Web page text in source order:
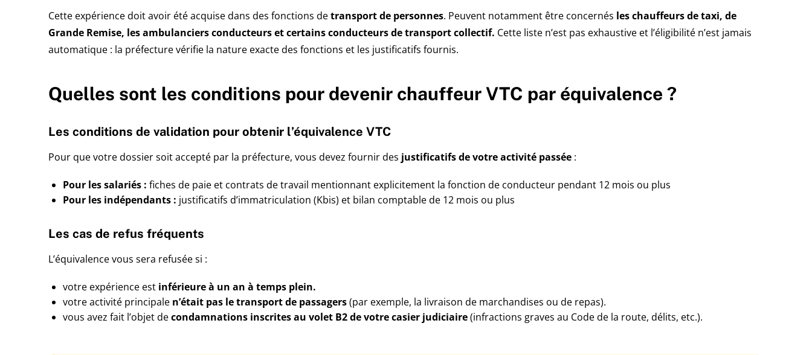
Cette expérience doit avoir été acquise dans des fonctions detransport de personnes. Peuvent notamment être concernés les chauffeurs de taxi, de
Grande Remise, les ambulanciers conducteurs et certains conducteurs de transport collectif. Cette liste n’est pas exhaustive et l’éligibilité n’est jamais
automatique : la préfecture vérifie la nature exacte des fonctions et les justificatifs fournis.
Quelles sont les conditions pour devenir chauffeur VTC par équivalence ?
Les conditions de validation pour obtenir l’équivalence VTC
Pour que votre dossier soit accepté par la préfecture, vous devez fournir des justificatifs de votre activité passée :
Pour les salariés : fiches de paie et contrats de travail mentionnant explicitement la fonction de conducteur pendant 12 mois ou plus
Pour les indépendants : justificatifs d’immatriculation (Kbis) et bilan comptable de 12 mois ou plus
Les cas de refus fréquents
L’équivalence vous sera refusée si :
votre expérience est inférieure à un an à temps plein.
votre activité principale n’était pas le transport de passagers(par exemple, la livraison de marchandises ou de repas).
vous avez fait l’objet decondamnations inscrites au volet B2 de votre casier judiciaire(infractions graves au Code de la route, délits, etc.).